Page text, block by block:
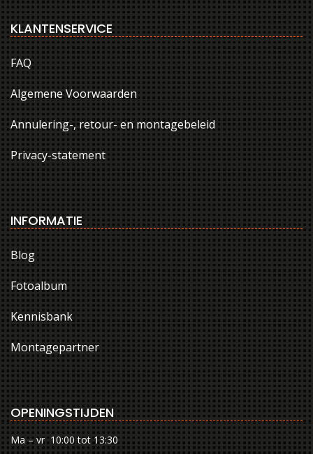
KLANTENSERVICE
FAQ
Algemene Voorwaarden
Annulering-, retour- en montagebeleid
Privacy-statement
INFORMATIE
Blog
Fotoalbum
Kennisbank
Montagepartner
OPENINGSTIJDEN
Ma – vr 10:00 tot 13:30